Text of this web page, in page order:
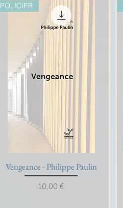
Быстрый просмотр
POLICIER
Vengeance - Philippe Paulin
Цена
10,00 €